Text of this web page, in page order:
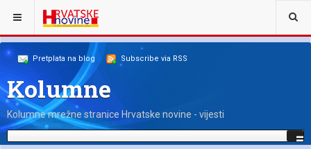
NALAZITE SE OVDJE:
Pretplata na blog Subscribe via RSS
Kolumne
Kolumne mrežne stranice Hrvatske novine - vijesti